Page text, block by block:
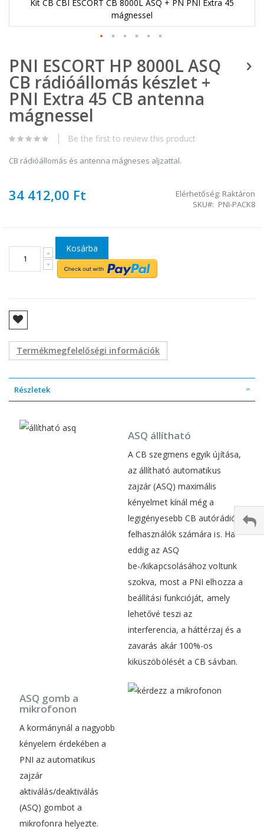
Kit CB CBI ESCORT CB 8000L ASQ + PN PNI Extra 45
mágnessel
a
képgaléria
elejére
PNI ESCORT HP 8000L ASQ
CB rádióállomás készlet +
PNI Extra 45 CB antenna
mágnessel
Be the first to review this product
CB rádióállomás és antenna mágneses aljzattal.
34 412,00 Ft Elérhetőség: Raktáron
SKU
PNI-PACK8
Kosárba
Termékmegfelelőségi információk
Részletek
ASQ állítható
A CB szegmens egyik újítása,
az állítható automatikus
zajzár (ASQ) maximális
kényelmet kínál még a
legigényesebb CB autórádió-
felhasználók számára is. Ha
eddig az ASQ
be-/kikapcsolásához voltunk
szokva, most a PNI elhozza a
beállítási funkcióját, amely
lehetővé teszi az
interferencia, a háttérzaj és a
zavarás akár 100%-os
kiküszöbölését a CB sávban.
ASQ gomb a
mikrofonon
A kormánynál a nagyobb
kényelem érdekében a
PNI az automatikus
zajzár
aktiválás/deaktiválás
(ASQ) gombot a
mikrofonra helyezte.